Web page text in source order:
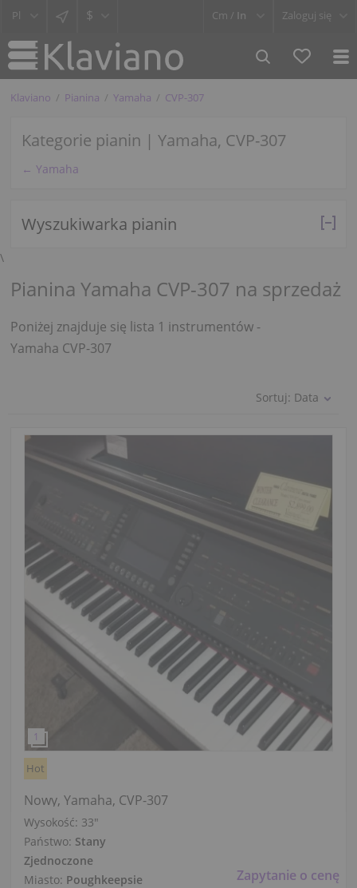
$ Cm / In Zaloguj się
Klaviano Pianina Yamaha CVP-307
Kategorie pianin | Yamaha, CVP-307
← Yamaha
Wyszukiwarka pianin
\
Pianina Yamaha CVP-307 na sprzedaż
Poniżej znajduje się lista 1 instrumentów -
Yamaha CVP-307
Sortuj: Data
Zapytanie o cenę
Hot
Nowy, Yamaha, CVP-307
Wysokość: 33″
Państwo: Stany
Zjednoczone
Miasto: Poughkeepsie